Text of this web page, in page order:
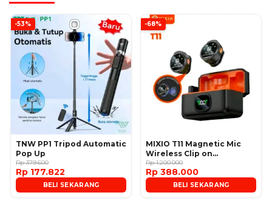
-53%
TNW PP1 Tripod Automatic
Pop Up
Rp 379.600
Rp 177.822
BELI SEKARANG
-68%
MIXIO T11 Magnetic Mic
Wireless Clip on
Microphone
Rp 1.200.000
Rp 388.000
BELI SEKARANG